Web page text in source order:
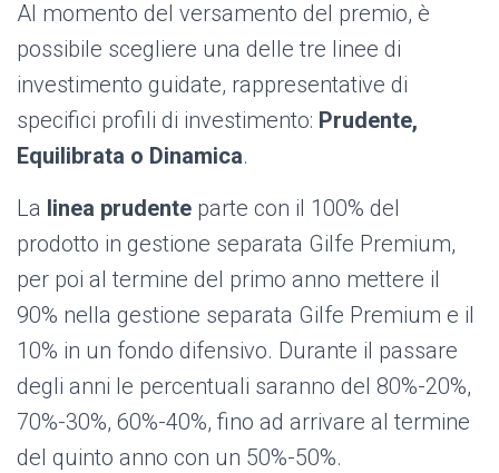
Al momento del versamento del premio, è
possibile scegliere una delle tre linee di
investimento guidate, rappresentative di
specifici profili di investimento: Prudente,
Equilibrata o Dinamica.
La linea prudente parte con il 100% del
prodotto in gestione separata Gilfe Premium,
per poi al termine del primo anno mettere il
90% nella gestione separata Gilfe Premium e il
10% in un fondo difensivo. Durante il passare
degli anni le percentuali saranno del 80%-20%,
70%-30%, 60%-40%, fino ad arrivare al termine
del quinto anno con un 50%-50%.